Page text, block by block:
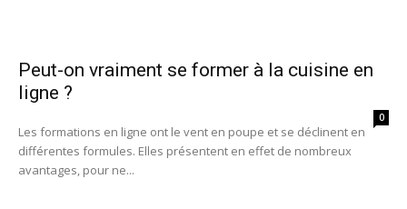
Peut-on vraiment se former à la cuisine en
ligne ?
0
Les formations en ligne ont le vent en poupe et se déclinent en
différentes formules. Elles présentent en effet de nombreux
avantages, pour ne...